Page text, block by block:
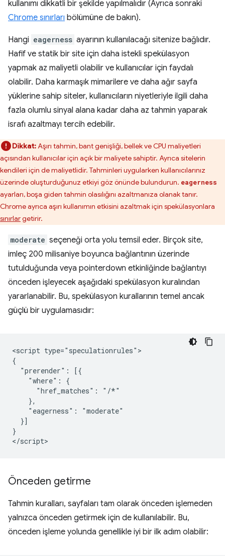
kullanımı dikkatli bir şekilde yapılmalıdır (Ayrıca sonraki
Chrome sınırları bölümüne de bakın).
Hangi eagerness ayarının kullanılacağı sitenize bağlıdır.
Hafif ve statik bir site için daha istekli spekülasyon
yapmak az maliyetli olabilir ve kullanıcılar için faydalı
olabilir. Daha karmaşık mimarilere ve daha ağır sayfa
yüklerine sahip siteler, kullanıcıların niyetleriyle ilgili daha
fazla olumlu sinyal alana kadar daha az tahmin yaparak
israfı azaltmayı tercih edebilir.
Dikkat:Aşırı tahmin, bant genişliği, bellek ve CPU maliyetleri
açısından kullanıcılar için açık bir maliyete sahiptir. Ayrıca sitelerin
kendileri için de maliyetlidir. Tahminleri uygularken kullanıcılarınız
üzerinde oluşturduğunuz etkiyi göz önünde bulundurun. eagerness
ayarları, boşa giden tahmin olasılığını azaltmanıza olanak tanır.
Chrome ayrıca aşırı kullanımın etkisini azaltmak için spekülasyonlara
sınırlargetirir.
moderate seçeneği orta yolu temsil eder. Birçok site,
imleç 200 milisaniye boyunca bağlantının üzerinde
tutulduğunda veya pointerdown etkinliğinde bağlantıyı
önceden işleyecek aşağıdaki spekülasyon kuralından
yararlanabilir. Bu, spekülasyon kurallarının temel ancak
güçlü bir uygulamasıdır:
<script type="speculationrules">
{
  "prerender": [{
    "where": {
      "href_matches": "/*"
    },
    "eagerness": "moderate"
  }]
}
Önceden getirme
Tahmin kuralları, sayfaları tam olarak önceden işlemeden
yalnızca önceden getirmek için de kullanılabilir. Bu,
önceden işleme yolunda genellikle iyi bir ilk adım olabilir: